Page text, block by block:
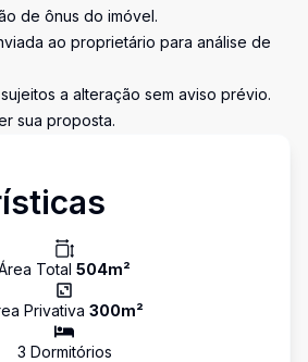
de ônus do imóvel.
ao proprietário para análise de
a alteração sem aviso prévio.
sua proposta.
Total 504m²
Privativa 300m²
3 Dormitórios